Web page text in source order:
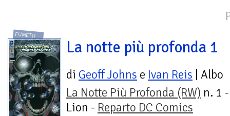
FUMETTI
La notte più profonda 1
di Geoff Johns e Ivan Reis | Albo
La Notte Più Profonda (RW) n. 1
Lion - Reparto DC Comics